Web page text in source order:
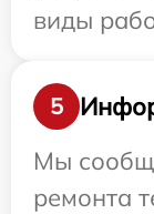
виды
5
Мы
ремонта